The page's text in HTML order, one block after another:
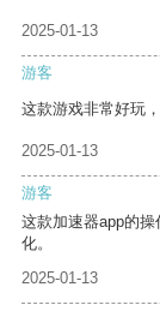
2025-01-13
游客
这款游戏非常好玩
2025-01-13
游客
这款加速器app的
化。
2025-01-13